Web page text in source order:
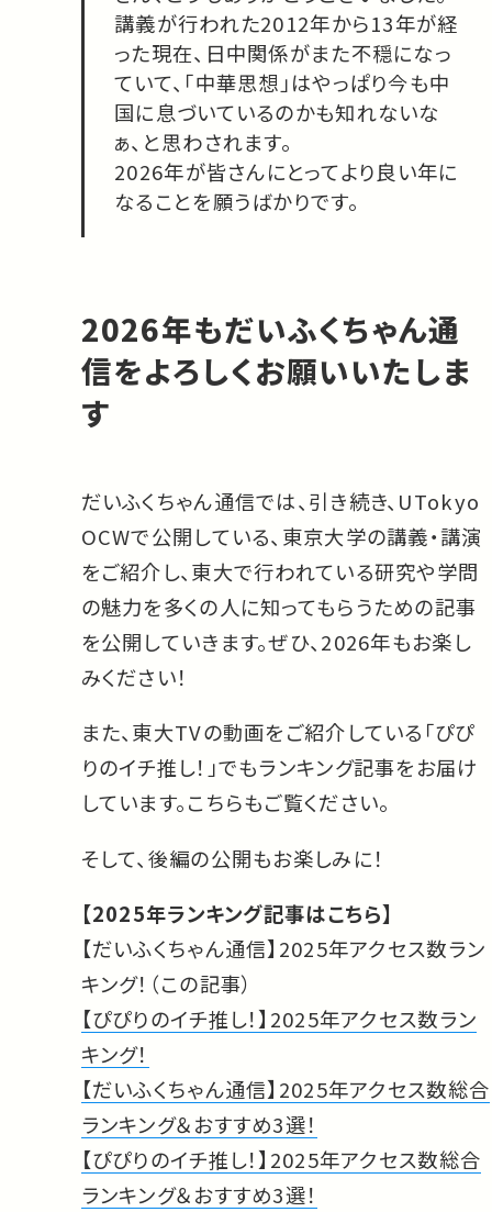
講義が行われた2012年から13年が経
った現在、日中関係がまた不穏になっ
ていて、「中華思想」はやっぱり今も中
国に息づいているのかも知れないな
ぁ、と思わされます。
2026年が皆さんにとってより良い年に
なることを願うばかりです。
2026年もだいふくちゃん通
信をよろしくお願いいたしま
す
だいふくちゃん通信では、引き続き、UTokyo
OCWで公開している、東京大学の講義・講演
をご紹介し、東大で行われている研究や学問
の魅力を多くの人に知ってもらうための記事
を公開していきます。ぜひ、2026年もお楽し
みください！
また、東大TVの動画をご紹介している「ぴぴ
りのイチ推し！」でもランキング記事をお届け
しています。こちらもご覧ください。
そして、後編の公開もお楽しみに！
【2025年ランキング記事はこちら】
【だいふくちゃん通信】2025年アクセス数ラン
キング！（この記事）
【ぴぴりのイチ推し！】2025年アクセス数ラン
キング！
【だいふくちゃん通信】2025年アクセス数総合
ランキング＆おすすめ3選！
【ぴぴりのイチ推し！】2025年アクセス数総合
ランキング＆おすすめ3選！